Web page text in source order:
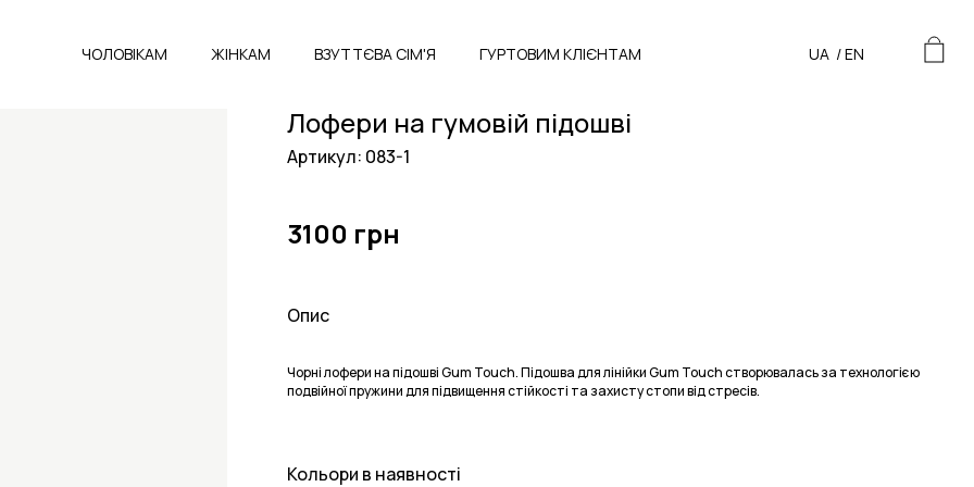
ЧОЛОВІКАМ ЖІНКАМ ВЗУТТЄВА СІМ'Я ГУРТОВИМ КЛІЄНТАМ UA /EN
Лофери на гумовій підошві
Артикул: 083-1
3100 грн
Опис
Чорні лофери на підошві Gum Touch. Підошва для лінійки Gum Touch створювалась за технологією
подвійної пружини для підвищення стійкості та захисту стопи від стресів.
Кольори в наявності